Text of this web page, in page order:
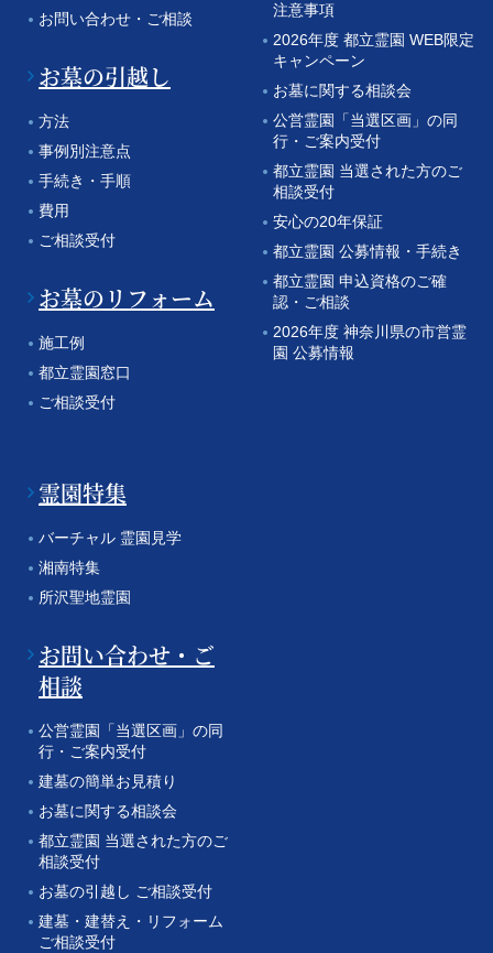
お問い合わせ・ご相談
お墓の引越し
方法
事例別注意点
手続き・手順
費用
ご相談受付
お墓のリフォーム
施工例
都立霊園窓口
ご相談受付
注意事項
2026年度 都立霊園 WEB限定
キャンペーン
お墓に関する相談会
公営霊園「当選区画」の同
行・ご案内受付
都立霊園 当選された方のご
相談受付
安心の20年保証
都立霊園 公募情報・手続き
都立霊園 申込資格のご確
認・ご相談
2026年度 神奈川県の市営霊
園 公募情報
霊園特集
バーチャル 霊園見学
湘南特集
所沢聖地霊園
お問い合わせ・ご
相談
公営霊園「当選区画」の同
行・ご案内受付
建墓の簡単お見積り
お墓に関する相談会
都立霊園 当選された方のご
相談受付
お墓の引越し ご相談受付
建墓・建替え・リフォーム
ご相談受付